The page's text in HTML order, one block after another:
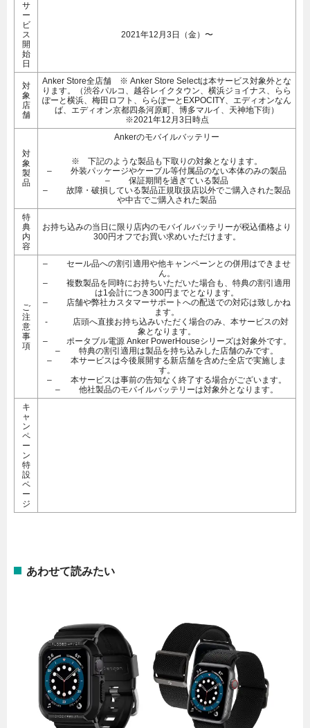
サ
ー
ビ
ス
開
始
日
2021年12月3日（金）〜
対
象
店
舗
Anker Store全店舗 ※ Anker Store Selectは本サービス対象外とな
ります。（渋谷パルコ、越谷レイクタウン、横浜ジョイナス、らら
ぽーと横浜、梅田ロフト、ららぽーとEXPOCITY、エディオンなん
ば、エディオン京都四条河原町、博多マルイ、天神地下街）
※2021年12月3日時点
対
象
製
品
Ankerのモバイルバッテリー
※ 下記のような製品も下取りの対象となります。
– 外装パッケージやケーブル等付属品のない本体のみの製品
– 保証期間を過ぎている製品
– 故障・破損している製品正規取扱店以外でご購入された製品
や中古でご購入された製品
特
典
内
容
お持ち込みの当日に限り店内のモバイルバッテリーが税込価格より
300円オフでお買い求めいただけます。
ご
注
意
事
項
– セール品への割引適用や他キャンペーンとの併用はできませ
ん。
– 複数製品を同時にお持ちいただいた場合も、特典の割引適用
は1会計につき300円までとなります。
– 店舗や弊社カスタマーサポートへの配送での対応は致しかね
ます。
- 店頭へ直接お持ち込みいただく場合のみ、本サービスの対
象となります。
– ポータブル電源 Anker PowerHouseシリーズは対象外です。
– 特典の割引適用は製品を持ち込みした店舗のみです。
– 本サービスは今後展開する新店舗を含めた全店で実施しま
す。
– 本サービスは事前の告知なく終了する場合がございます。
– 他社製品のモバイルバッテリーは対象外となります。
キ
ャ
ン
ペ
ー
ン
特
設
ペ
ー
ジ
あわせて読みたい